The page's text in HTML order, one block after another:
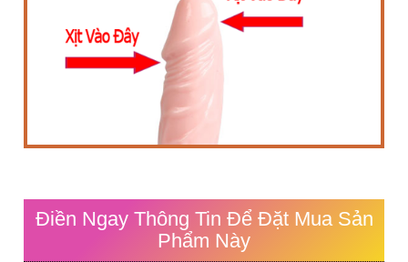
Điền Ngay Thông Tin Để Đặt Mua Sản
Phẩm Này